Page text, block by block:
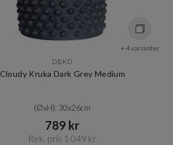
+ 4 varianter
DBKD
Cloudy Kruka Dark Grey Medium
(ØxH): 30x26cm
789 kr​​
Rek. pris 1 049 kr​​